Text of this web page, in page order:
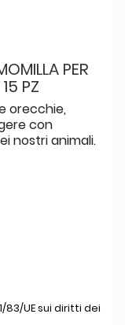
PER
PZ
orecchie,
con
nostri animali.
83/UE sui diritti dei